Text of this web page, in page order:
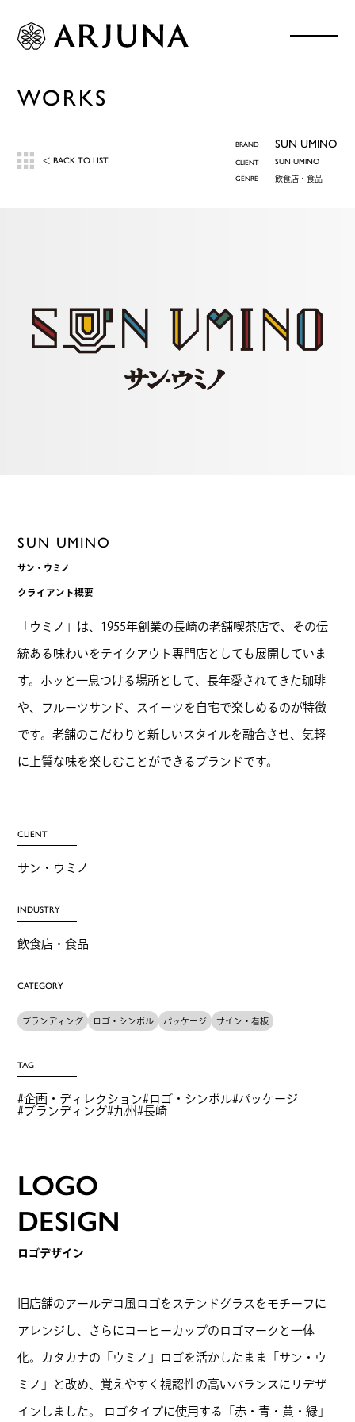
WORKS
BRAND SUN UMINO
CLIENT SUN UMINO
GENRE 飲食店・食品
＜ BACK TO LIST
SUN UMINO
サン・ウミノ
クライアント概要
「ウミノ」は、1955年創業の長崎の老舗喫茶店で、その伝
統ある味わいをテイクアウト専門店としても展開していま
す。ホッと一息つける場所として、長年愛されてきた珈琲
や、フルーツサンド、スイーツを自宅で楽しめるのが特徴
です。老舗のこだわりと新しいスタイルを融合させ、気軽
に上質な味を楽しむことができるブランドです。
CLIENT
サン・ウミノ
INDUSTRY
飲食店・食品
CATEGORY
ブランディング ロゴ・シンボル パッケージ サイン・看板
TAG
企画・ディレクション ロゴ・シンボル
パッケージ
ブランディング 九州 長崎
LOGO
DESIGN
ロゴデザイン
旧店舗のアールデコ風ロゴをステンドグラスをモチーフに
アレンジし、さらにコーヒーカップのロゴマークと一体
化。カタカナの「ウミノ」ロゴを活かしたまま「サン・ウ
ミノ」と改め、覚えやすく視認性の高いバランスにリデザ
インしました。 ロゴタイプに使用する「赤・青・黄・緑」